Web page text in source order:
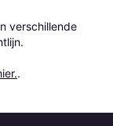
verschillende
.